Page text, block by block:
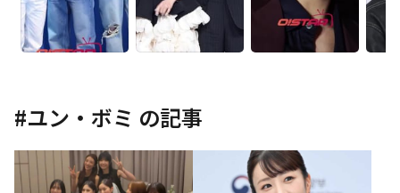
#ユン・ボミ の記事